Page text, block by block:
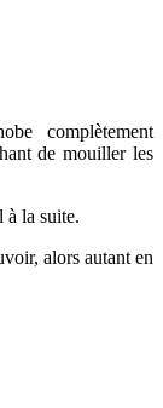
complètement
de mouiller les
à la suite.
alors autant en